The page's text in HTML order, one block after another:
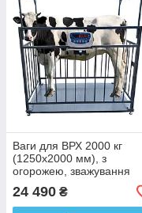
Ваги для ВРХ 2000 кг
(1250х2000 мм), з
огорожею, зважування
корів, телят та бичків, від
виробника Горизонт
24 490 ₴